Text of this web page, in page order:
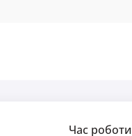
Час роботи